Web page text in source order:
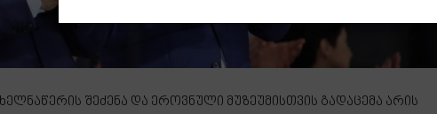
შეძენა და ეროვნული მუზეუმისთვის გადაცემა არის